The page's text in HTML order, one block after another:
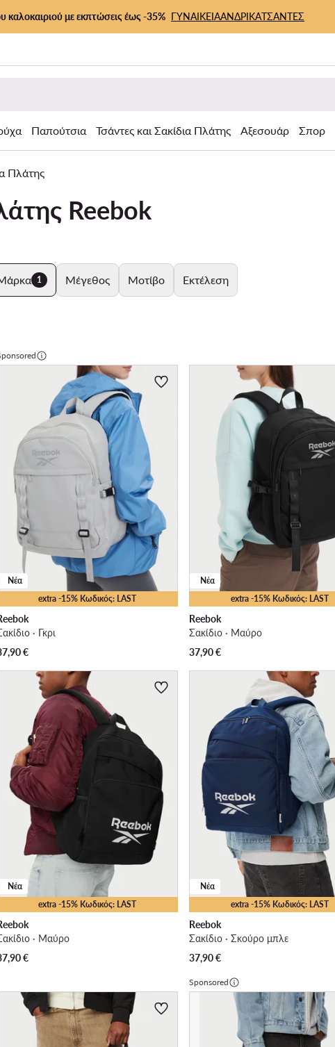
καλοκαιριού με εκπτώσεις έως -35% ΓΥΝΑΙΚΕΙΑΑΝΔΡΙΚΑΤΣΑΝΤΕΣ
Παπούτσια Τσάντες και Σακίδια Πλάτης Αξεσουάρ Σπορ
Πλάτης
Reebok
1 Μέγεθος Μοτίβο Εκτέλεση
extra -15% Κωδικός: LAST
Νέα
· Γκρι
€
extra -15% Κωδικός: LAST
Νέα
Reebok
Σακίδιο · Μαύρο
37,90€
extra -15% Κωδικός: LAST
Νέα
· Μαύρο
€
extra -15% Κωδικός: LAST
Νέα
Reebok
Σακίδιο · Σκούρο μπλε
37,90€
Sponsored